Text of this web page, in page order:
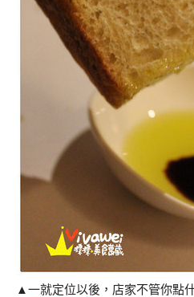
▲一就定位以後，店家不管你點